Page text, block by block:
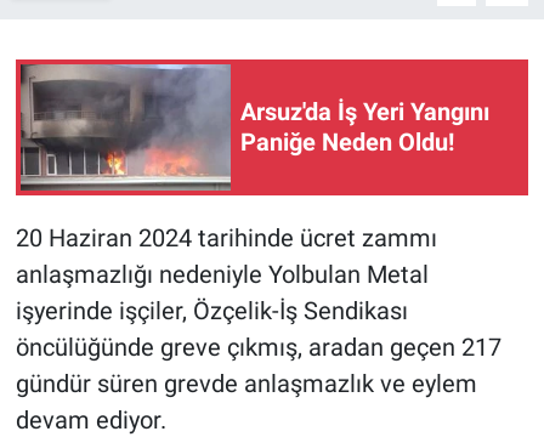
Arsuz'da İş Yeri Yangını
Paniğe Neden Oldu!
20 Haziran 2024 tarihinde ücret zammı
anlaşmazlığı nedeniyle Yolbulan Metal
işyerinde işçiler, Özçelik-İş Sendikası
öncülüğünde greve çıkmış, aradan geçen 217
gündür süren grevde anlaşmazlık ve eylem
devam ediyor.